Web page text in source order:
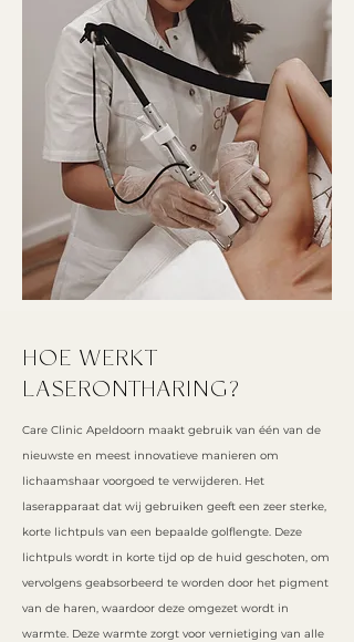
HOE WERKT
LASERONTHARING?
Care Clinic Apeldoorn maakt gebruik van één van de
nieuwste en meest innovatieve manieren om
lichaamshaar voorgoed te verwijderen. Het
laserapparaat dat wij gebruiken geeft een zeer sterke,
korte lichtpuls van een bepaalde golflengte. Deze
lichtpuls wordt in korte tijd op de huid geschoten, om
vervolgens geabsorbeerd te worden door het pigment
van de haren, waardoor deze omgezet wordt in
warmte. Deze warmte zorgt voor vernietiging van alle